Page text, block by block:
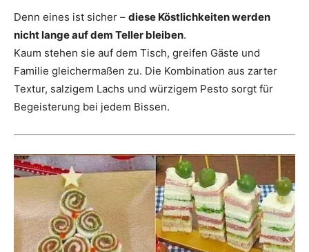
Denn eines ist sicher – diese Köstlichkeiten werden
nicht lange auf dem Teller bleiben.
Kaum stehen sie auf dem Tisch, greifen Gäste und
Familie gleichermaßen zu. Die Kombination aus zarter
Textur, salzigem Lachs und würzigem Pesto sorgt für
Begeisterung bei jedem Bissen.